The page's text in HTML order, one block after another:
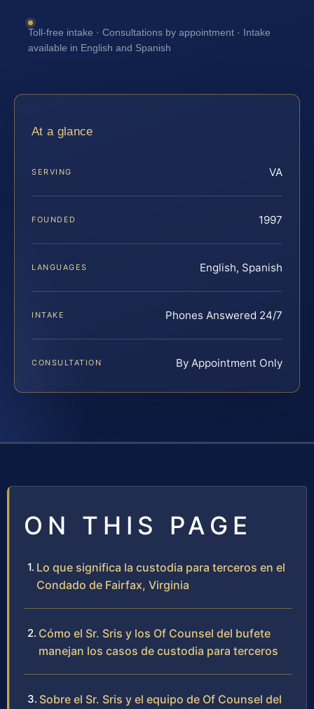
Toll-free intake · Consultations by appointment · Intake
available in English and Spanish
At a glance
SERVING VA
FOUNDED 1997
LANGUAGES English, Spanish
INTAKE Phones Answered 24/7
CONSULTATION By Appointment Only
ON THIS PAGE
Lo que significa la custodia para terceros en el
Condado de Fairfax, Virginia
Cómo el Sr. Sris y los Of Counsel del bufete
manejan los casos de custodia para terceros
Sobre el Sr. Sris y el equipo de Of Counsel del